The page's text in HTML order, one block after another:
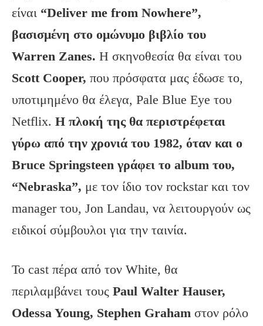
είναι “Deliver me from Nowhere”,
βασισμένη στο ομώνυμο βιβλίο του
Warren Zanes. Η σκηνοθεσία θα είναι του
Scott Cooper, που πρόσφατα μας έδωσε το,
υποτιμημένο θα έλεγα, Pale Blue Eye του
Netflix. Η πλοκή της θα περιστρέφεται
γύρω από την χρονιά του 1982, όταν και ο
Bruce Springsteen γράφει το album του,
“Nebraska”, με τον ίδιο τον rockstar και τον
manager του, Jon Landau, να λειτουργούν ως
ειδικοί σύμβουλοι για την ταινία.
To cast πέρα από τον White, θα
περιλαμβάνει τους Paul Walter Hauser,
Odessa Young, Stephen Graham στον ρόλο